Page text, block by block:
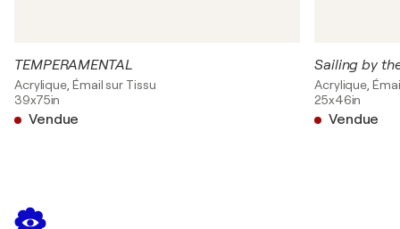
TEMPERAMENTAL
Acrylique, Émail sur Tissu
39x75in
Vendue
Sailing by
Acrylique,
25x46in
Vendue